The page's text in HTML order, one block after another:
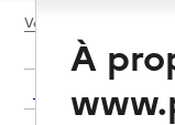
Voir le fil d’Ariane
Retour aux
À